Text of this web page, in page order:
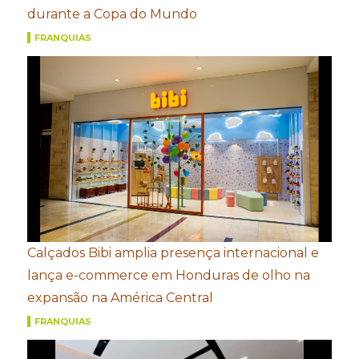
durante a Copa do Mundo
FRANQUIAS
Calçados Bibi amplia presença internacional e
lança e-commerce em Honduras de olho na
expansão na América Central
FRANQUIAS